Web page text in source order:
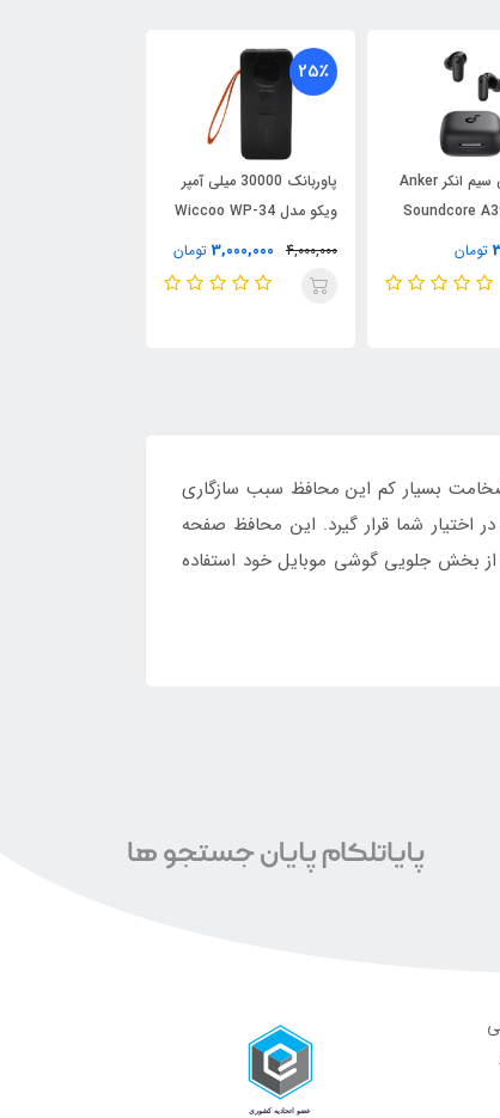
هدفون بی سیم انکر Anker
Soundcore
تومان
25٪
پاوربانک 30000 میلی آمپر
ویکو مدل Wiccoo WP-34
4,000,000
3,000,000 تومان
بسیار کم این محافظ سبب سازگاری
شما قرار گیرد. این محافظ صفحه
بخش جلویی گوشی موبایل خود استفاده